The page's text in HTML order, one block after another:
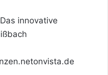
innovative
onvista.de